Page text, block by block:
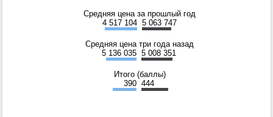
Средняя цена за прошлый год
4 517 104 5 063 747
Средняя цена три года назад
5 136 035 5 008 351
Итого (баллы)
390 444